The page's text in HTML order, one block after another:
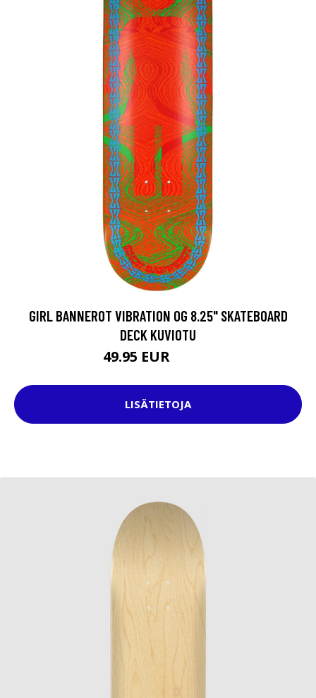
GIRL BANNEROT VIBRATION OG 8.25" SKATEBOARD
DECK KUVIOTU
49.95 EUR
LISÄTIETOJA